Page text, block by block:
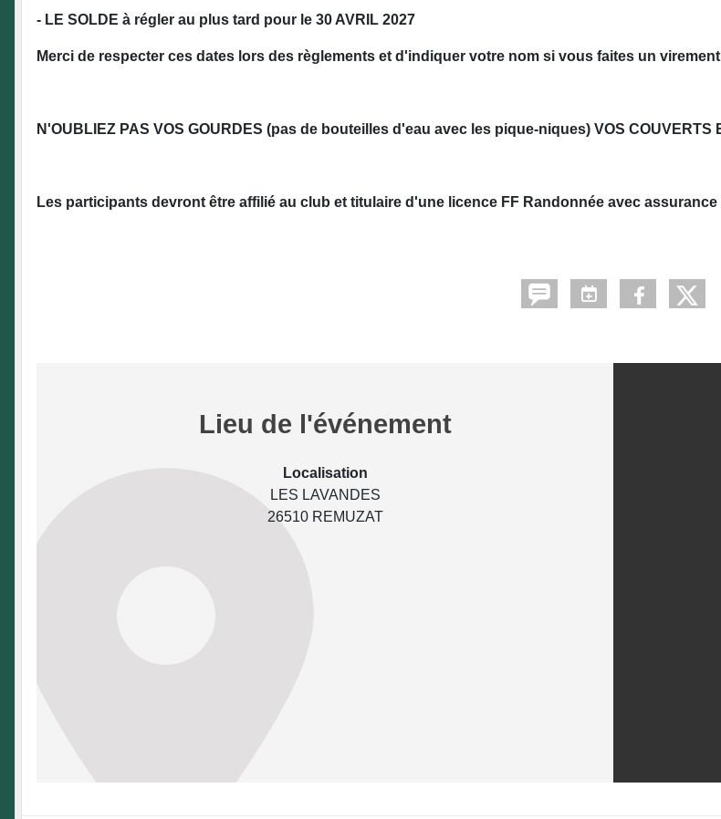
- LE SOLDE à régler au plus tard pour le 30 AVRIL 2027
Merci de respecter ces dates lors des règlements et d'indiquer votre nom si vous faites un
N'OUBLIEZ PAS VOS GOURDES (pas de bouteilles d'eau avec les pique-niques) VOS COUVERTS
Les participants devront être affilié au club et titulaire d'une licence FF Randonnée avec
Lieu de l'événement
Localisation
LES LAVANDES
26510 REMUZAT